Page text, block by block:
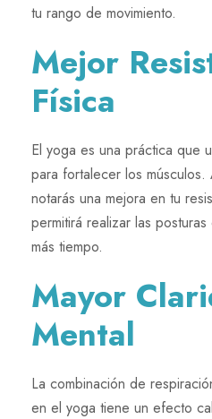
tu rango de movimiento.
Mejor
Física
El yoga es una práctica que
para fortalecer los
notarás una mejora en tu
permitirá realizar las
más tiempo.
Mayor
Mental
La combinación de
en el yoga tiene un efecto